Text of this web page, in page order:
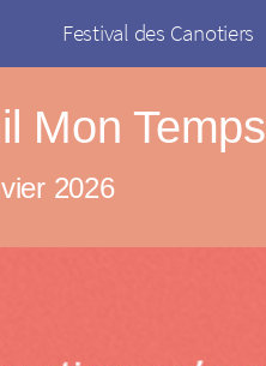
Festival des Canotiers
Mon Temps
2026